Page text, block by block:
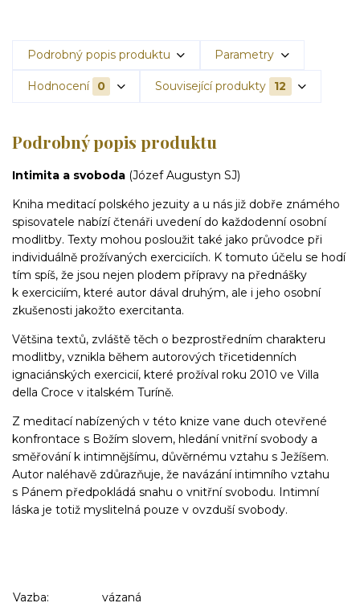
Podrobný popis produktu Parametry
Hodnocení 0 Související produkty 12
Podrobný popis produktu
Intimita a svoboda (Józef Augustyn SJ)
Kniha meditací polského jezuity a u nás již dobře známého
spisovatele nabízí čtenáři uvedení do každodenní osobní
modlitby. Texty mohou posloužit také jako průvodce při
individuálně prožívaných exerciciích. K tomuto účelu se hodí
tím spíš, že jsou nejen plodem přípravy na přednášky
k exerciciím, které autor dával druhým, ale i jeho osobní
zkušenosti jakožto exercitanta.
Většina textů, zvláště těch o bezprostředním charakteru
modlitby, vznikla během autorových třicetidenních
ignaciánských exercicií, které prožíval roku 2010 ve Villa
della Croce v italském Turíně.
Z meditací nabízených v této knize vane duch otevřené
konfrontace s Božím slovem, hledání vnitřní svobody a
směřování k intimnějšímu, důvěrnému vztahu s Ježíšem.
Autor naléhavě zdůrazňuje, že navázání intimního vztahu
s Pánem předpokládá snahu o vnitřní svobodu. Intimní
láska je totiž myslitelná pouze v ovzduší svobody.
Vazba: vázaná